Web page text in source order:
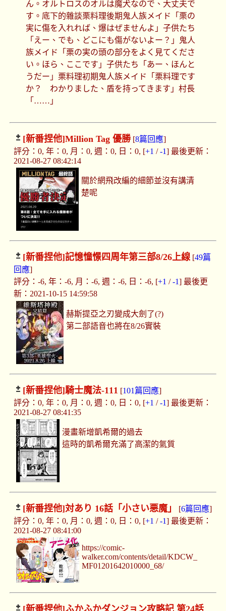
ん。オルトロスのオルは魔犬なので、大丈夫で
す。底下的雜談栗料理後期鬼人族メイド「栗の
実に傷を入れれば、爆はぜませんよ」子供たち
「えー、でも、どこにも傷がないよー？」鬼人
族メイド「栗の実の頭の部分をよく見てくださ
い。ほら、ここです」子供たち「あー、ほんと
うだー」栗料理初期鬼人族メイド「栗料理です
か？ わかりました、盾を持ってきます」村長
「……」
[新番捏他]Million Tag 優勝[8篇回應]
評分：0, 年：0, 月：0, 週：0, 日：0, [+1 /-1] 最後更新：
2021-08-27 08:42:14
關於網飛改編的細節並沒有講清
楚呢
[新番捏他]記憶憧憬四周年第三部8/26上線[49篇
回應]
評分：-6, 年：-6, 月：-6, 週：-6, 日：-6, [+1 /-1] 最後更
新：2021-10-15 14:59:58
赫斯提亞之刃變成大劍了(?)
第二部語音也將在8/26實裝
[新番捏他]騎士魔法-111 [101篇回應]
評分：0, 年：0, 月：0, 週：0, 日：0, [+1 /-1] 最後更新：
2021-08-27 08:41:35
漫畫新增凱希爾的過去
這時的凱希爾充滿了高潔的氣質
[新番捏他]対あり 16話「小さい悪魔」 [6篇回應]
評分：0, 年：0, 月：0, 週：0, 日：0, [+1 /-1] 最後更新：
2021-08-27 08:41:00
https://comic-
walker.com/contents/detail/KDCW_
MF01201642010000_68/